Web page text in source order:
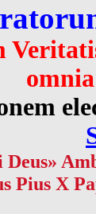
Pius X